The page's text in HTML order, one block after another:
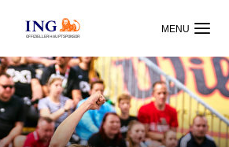
OFFIZIELLER HAUPTSPONSOR